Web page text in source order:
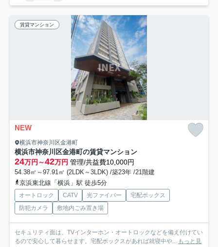
賃貸マンション
NEW
横浜市神奈川区金港町
横浜市神奈川区金港町の賃貸マンション
24万円～42万円 管理/共益費10,000円
54.38㎡～97.91㎡ (2LDK～3LDK) /築23年 /21階建
京浜東北線「横浜」駅 徒歩5分
オートロック CATV 光ファイバー
宅配ボックス
防犯カメラ
敷地内ごみ置き場
セキュリティ面は、TVインターホン・オートロックなどを備え付けてい
るので安心して暮らせます。宅配ボックスがあれば就寝中や... もっと見